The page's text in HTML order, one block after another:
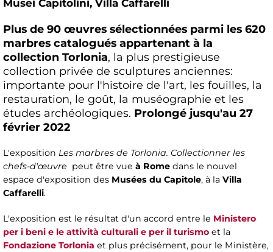
Musei Capitolini, Villa Caffarelli
Plus de 90 œuvres sélectionnées parmi les 620
marbres catalogués appartenant à la
collection Torlonia, la plus prestigieuse
collection privée de sculptures anciennes:
importante pour l'histoire de l'art, les fouilles, la
restauration, le goût, la muséographie et les
études archéologiques. Prolongé jusqu'au 27
février 2022
L'exposition Les marbres de Torlonia. Collectionner les
chefs-d'œuvre peut être vue à Rome dans le nouvel
espace d'exposition des Musées du Capitole, à la Villa
Caffarelli.
L'exposition est le résultat d'un accord entre le Ministero
per i beni e le attività culturali e per il turismo et la
Fondazione Torlonia et plus précisément, pour le Ministère,